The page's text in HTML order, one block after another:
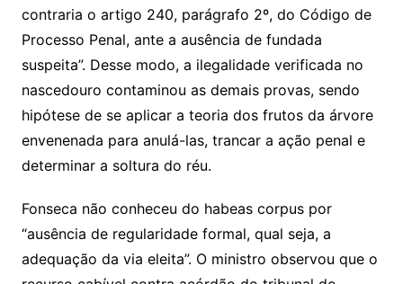
contraria o artigo 240, parágrafo 2º, do Código de
Processo Penal, ante a ausência de fundada
suspeita”. Desse modo, a ilegalidade verificada no
nascedouro contaminou as demais provas, sendo
hipótese de se aplicar a teoria dos frutos da árvore
envenenada para anulá-las, trancar a ação penal e
determinar a soltura do réu.
Fonseca não conheceu do habeas corpus por
“ausência de regularidade formal, qual seja, a
adequação da via eleita”. O ministro observou que o